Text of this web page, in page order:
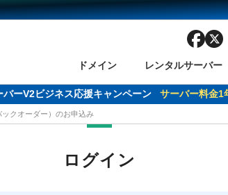
ドメイン
ドメイン一括検索
レンタルサーバー
de診断
バリュードメインAPI
希望の方 おすすめ One レンタル
希望の方 おすすめ One レンタル
ーV2ビジネス応援キャンペーン サーバー料金1
ックオーダー）のお申込み
ログイン